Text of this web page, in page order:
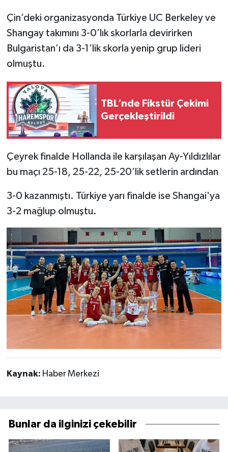
Çin’deki organizasyonda Türkiye UC Berkeley ve
Shangay takımını 3-0’lık skorlarla devirirken
Bulgaristan’ı da 3-1’lik skorla yenip grup lideri
olmuştu.
TBL’nde Fikstür Çekimi
Gerçekleştirildi
Çeyrek finalde Hollanda ile karşılaşan Ay-Yıldızlılar
bu maçı 25-18, 25-22, 25-20’lik setlerin ardından
3-0 kazanmıştı. Türkiye yarı finalde ise Shangai'ya
3-2 mağlup olmuştu.
Kaynak: Haber Merkezi
Bunlar da ilginizi çekebilir